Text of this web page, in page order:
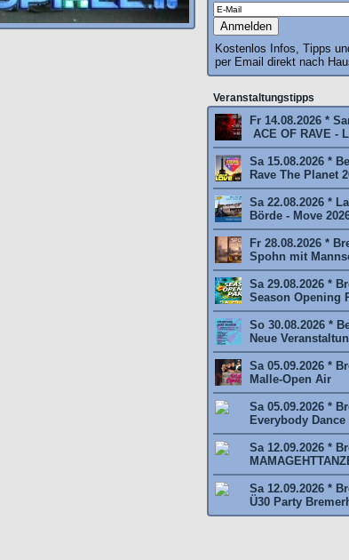
Kostenlos Infos, Tipps
per Email direkt nach
Veranstaltungstipps
Fr 14.08.2026 *
ACE OF RAVE -
Sa 15.08.2026 *
Rave The Planet
Sa 22.08.2026 *
Börde - Move
Fr 28.08.2026 *
Spohn mit
Sa 29.08.2026 *
Season Opening
So 30.08.2026 *
Neue
Sa 05.09.2026 *
Malle-Open Air
Sa 05.09.2026 *
Everybody
Sa 12.09.2026 *
Sa 12.09.2026 *
Ü30 Party